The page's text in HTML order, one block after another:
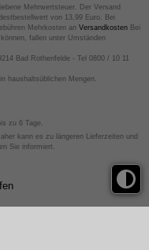
Mehrwertsteuer. Der Versand
von 13,99 Euro. Bei
Mehrkosten an VersandkostenBei
fallen unter Umständen
Bad Rothenfelde - Tel 0800 / 10 11
haushaltsüblichen Mengen.
zu 6 Tage.
kann es zu längeren Lieferzeiten und
Sie informiert.